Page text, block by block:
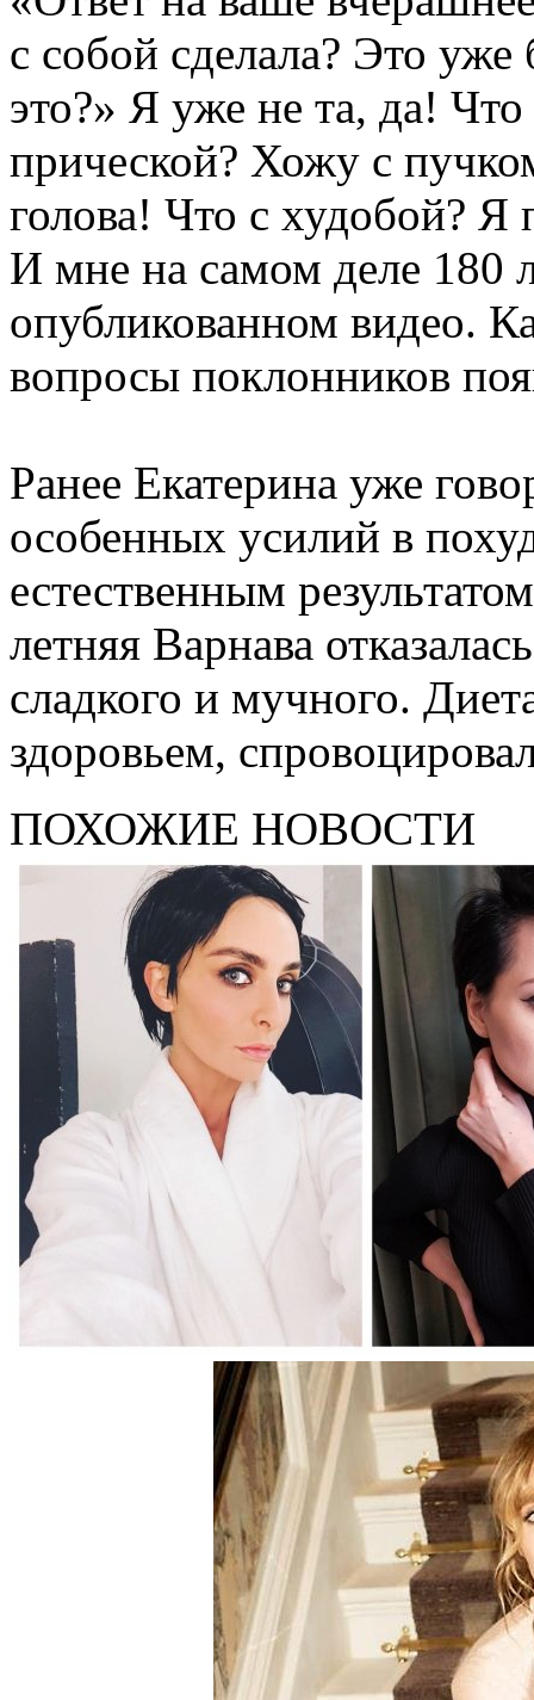
с собой сделала? Это
это?» Я уже не та, да!
прической? Хожу с
голова! Что с худобой? Я
И мне на самом деле 180
опубликованном видео.
вопросы поклонников
Ранее Екатерина уже
особенных усилий в
естественным
летняя Варнава
сладкого и мучного.
здоровьем,
ПОХОЖИЕ НОВОСТИ